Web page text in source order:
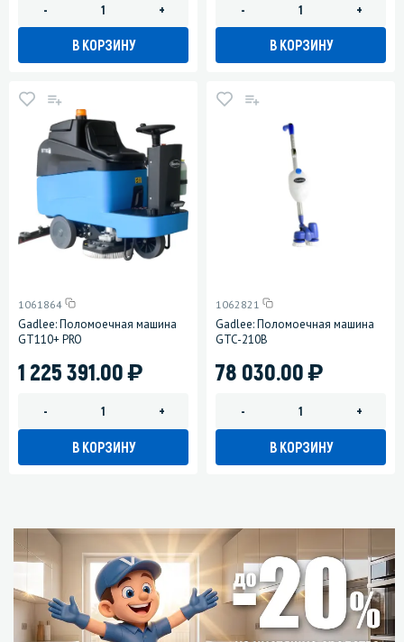
- +
В КОРЗИНУ
- +
В КОРЗИНУ
1061864
Gadlee: Поломоечная машина
GT110+ PRO
1 225 391.00)
- +
В КОРЗИНУ
1062821
Gadlee: Поломоечная машина
GTC-210B
78 030.00)
- +
В КОРЗИНУ